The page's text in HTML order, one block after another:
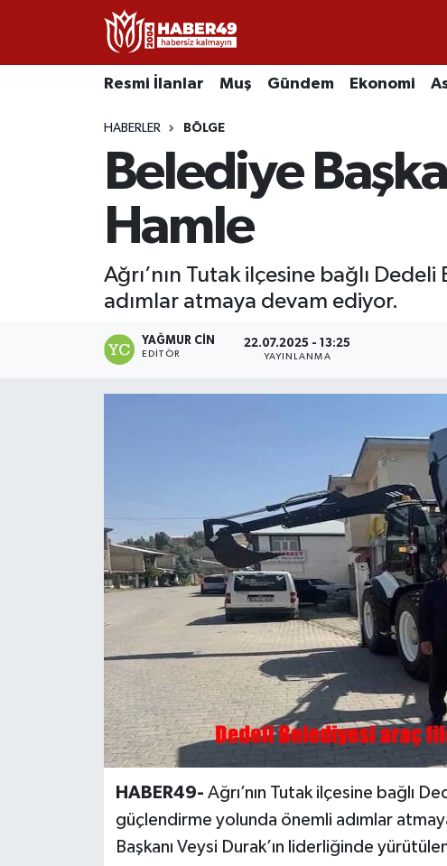
Resmi İlanlar Muş Gündem Ekonomi
HABERLER BÖLGE
Belediye
Hamle
Ağrı’nın Tutak ilçesine bağlı
adımlar atmaya devam ediyor.
YAĞMUR CIN
EDITÖR
22.07.2025 - 13:25
YAYINLANMA
HABER49- Ağrı’nın Tutak ilçesine bağlı
güçlendirme yolunda önemli adımlar
Başkanı Veysi Durak’ın liderliğinde
Resmi İlanlar
Gündem
Kültür Sanat
Hasköy
Bulanık
Malazgirt
Uşak Nöbetçi Eczaneler
Uşak Namaz Vakitleri
Uşak Trafik Yoğunluk Haritası
Tüm Manşetler
Son Dakika Haberleri
Haber Arşivi